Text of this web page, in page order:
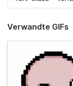
Verwandte GIFs